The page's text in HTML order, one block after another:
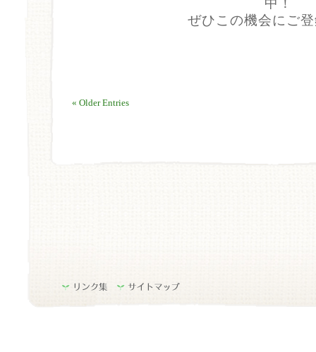
中！
ぜひこの機会にご
« Older Entries